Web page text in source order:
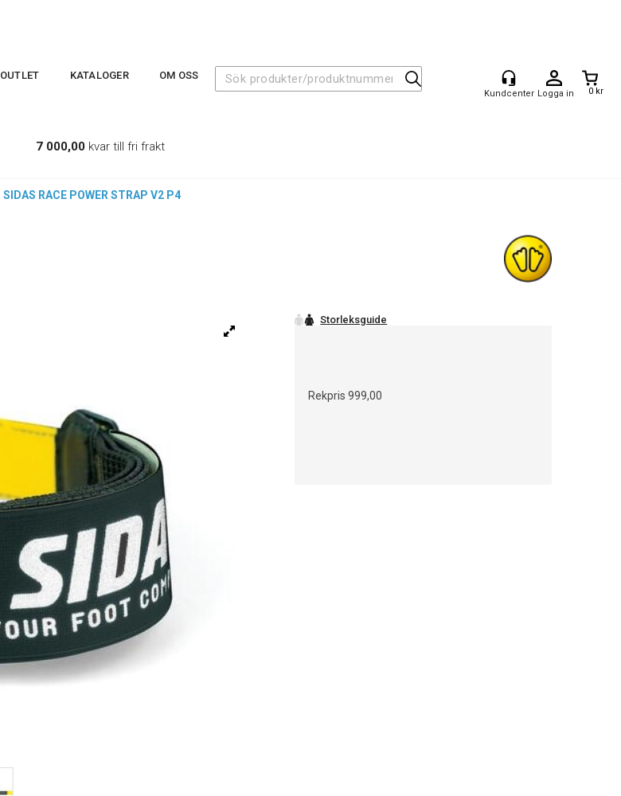
Logga in 0 kr
OUTLET KATALOGER OM OSS
7 000,00 kvar till fri frakt
SIDAS RACE POWER STRAP V2 P4
Rekpris999,00